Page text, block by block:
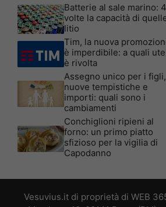
Batterie al sale marino: 4
volte la capacità di
litio
Tim, la nuova
è imperdibile: a quali
è rivolta
Assegno unico per i figli,
nuove tempistiche e
importi: quali sono i
cambiamenti
Conchiglioni ripieni al
forno: un primo piatto
sfizioso per la vigilia di
Capodanno
Vesuvius.it di proprietà di WEB